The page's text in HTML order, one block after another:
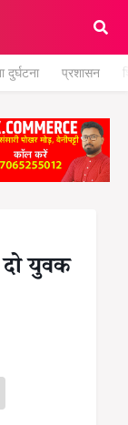
दुर्घटना प्रशासन
युवक